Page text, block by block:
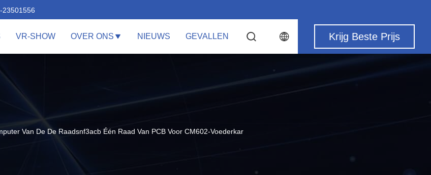
23501556
VR-SHOW OVER ONS NIEUWS GEVALLEN Krijg Beste Prijs
Van De De Raadsnf3acb Één Raad Van PCB Voor CM602-Voederkar